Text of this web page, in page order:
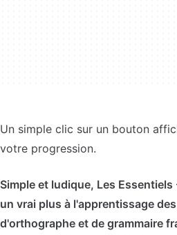
Un simple clic sur un bouton
votre progression.
Simple et ludique, Les
un vrai plus à l'apprentissage
d'orthographe et de grammaire